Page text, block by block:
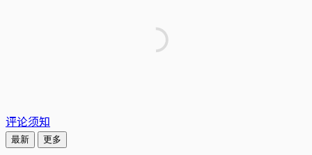
评论须知
最新 更多